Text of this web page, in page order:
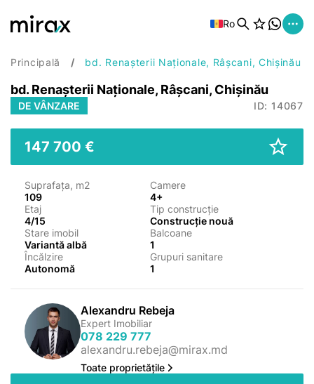
Ro
Principală bd. Renașterii Naționale, Râșcani, Chișinău
bd. Renașterii Naționale, Râșcani, Chișinău
DE VÂNZARE ID: 14067
147 700 €
Suprafața, m2
109
Camere
4+
Etaj
4/15
Tip construcție
Construcție nouă
Stare imobil
Variantă albă
Balcoane
1
Încălzire
Autonomă
Grupuri sanitare
1
Alexandru Rebeja
Expert Imobiliar
078 229 777
alexandru.rebeja@mirax.md
Toate proprietățile